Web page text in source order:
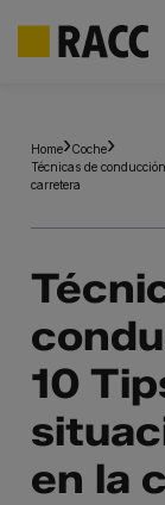
contenido
Home Coche
Técnicas de
carretera
10
en la